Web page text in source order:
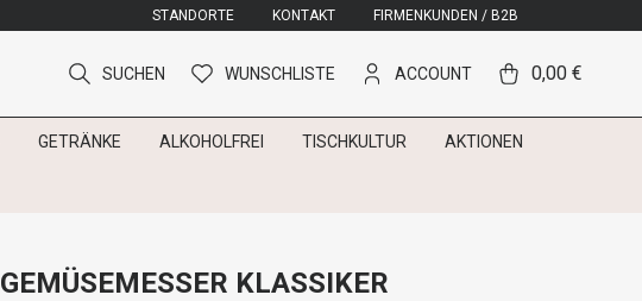
STANDORTE KONTAKT FIRMENKUNDEN / B2B
SUCHEN WUNSCHLISTE ACCOUNT 0,00 €
GETRÄNKE ALKOHOLFREI TISCHKULTUR AKTIONEN
GEMÜSEMESSER KLASSIKER